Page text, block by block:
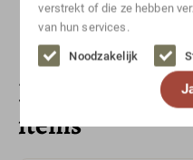
verstrekt of die ze hebben
van hun services.
Noodzakelijk
Hoogte range
Bekijk ook
items